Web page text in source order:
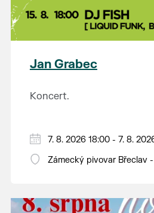
Jan Grabec
Koncert.
7. 8. 2026 18:00 - 7. 8.
Zámecký pivovar Břeclav